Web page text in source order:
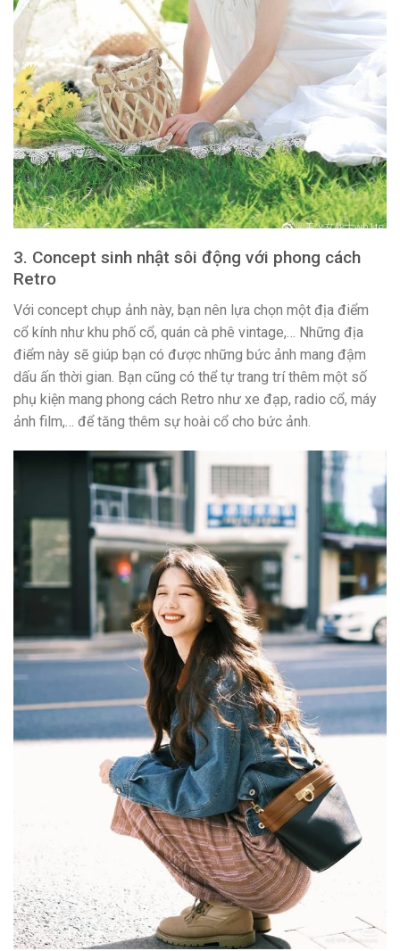
3. Concept sinh nhật sôi động với phong cách
Retro
Với concept chụp ảnh này, bạn nên lựa chọn một địa điểm
cổ kính như khu phố cổ, quán cà phê vintage,… Những địa
điểm này sẽ giúp bạn có được những bức ảnh mang đậm
dấu ấn thời gian. Bạn cũng có thể tự trang trí thêm một số
phụ kiện mang phong cách Retro như xe đạp, radio cổ, máy
ảnh film,… để tăng thêm sự hoài cổ cho bức ảnh.